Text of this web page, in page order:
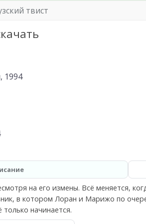
твист
1994
на его измены. Всё меняется,
в котором Лоран и Марижо по
начинается.